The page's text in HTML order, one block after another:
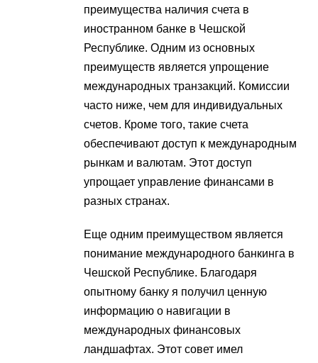
преимущества наличия счета в
иностранном банке в Чешской
Республике. Одним из основных
преимуществ является упрощение
международных транзакций. Комиссии
часто ниже, чем для индивидуальных
счетов. Кроме того, такие счета
обеспечивают доступ к международным
рынкам и валютам. Этот доступ
упрощает управление финансами в
разных странах.
Еще одним преимуществом является
понимание международного банкинга в
Чешской Республике. Благодаря
опытному банку я получил ценную
информацию о навигации в
международных финансовых
ландшафтах. Этот совет имел